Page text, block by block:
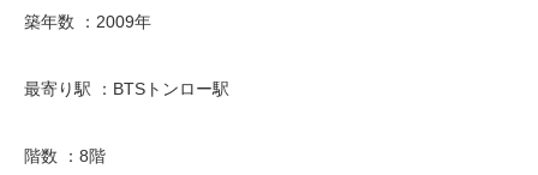
築年数 ：2009年
最寄り駅 ：BTSトンロー駅
階数 ：8階